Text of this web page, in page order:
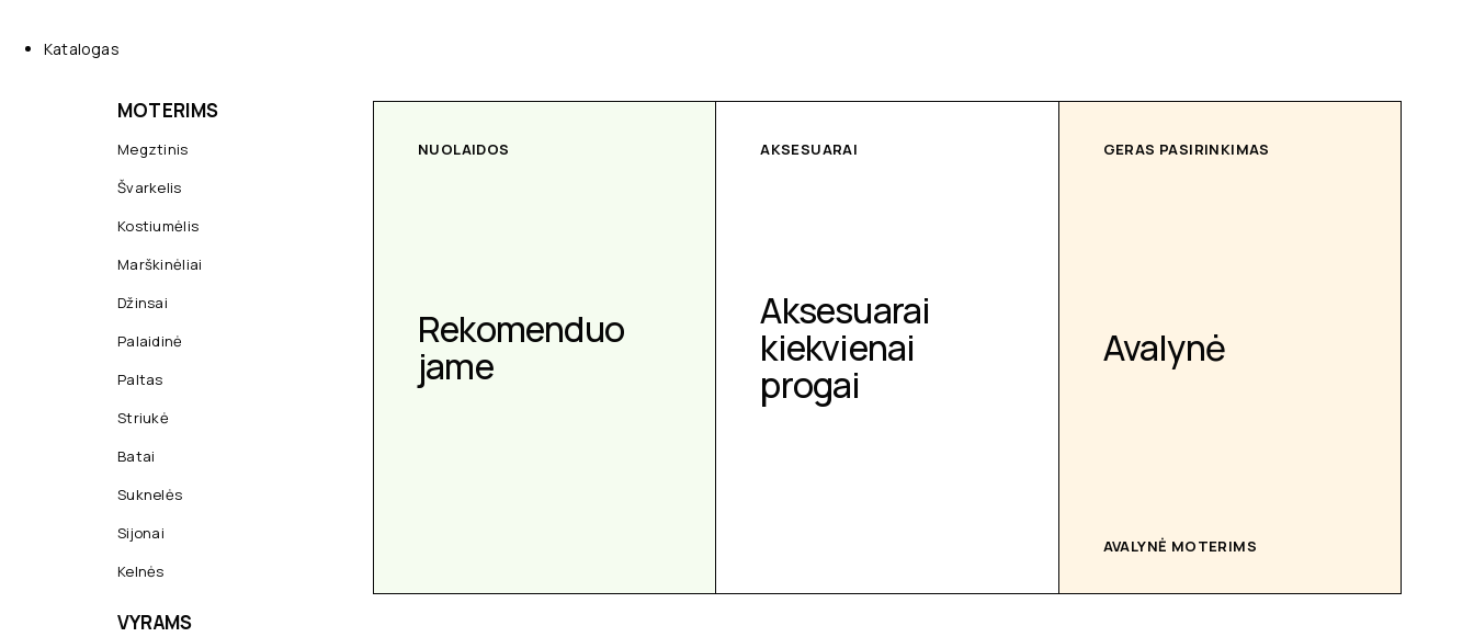
Katalogas
MOTERIMS
Megztinis
Švarkelis
Kostiumėlis
Marškinėliai
Džinsai
Palaidinė
Paltas
Striukė
Batai
Suknelės
Sijonai
Kelnės
VYRAMS
NUOLAIDOS
Rekomenduo
jame
AKSESUARAI
Aksesuarai
kiekvienai
progai
GERAS PASIRINKIMAS
Avalynė
AVALYNĖ MOTERIMS